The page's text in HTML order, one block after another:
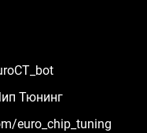
Тюнинг
euro_chip_tuning